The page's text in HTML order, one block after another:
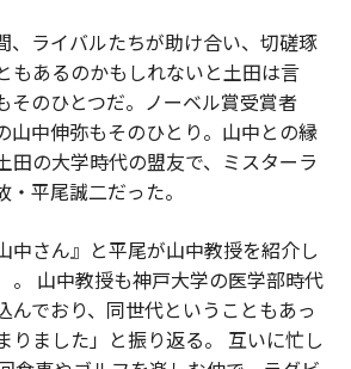
、ライバルたちが助け合い、切磋琢
もあるのかもしれないと土田は言
そのひとつだ。ノーベル賞受賞者
山中伸弥もそのひとり。山中との縁
田の大学時代の盟友で、ミスターラ
平尾誠二だった。
中さん』と平尾が山中教授を紹介し
。 山中教授も神戸大学の医学部時代
んでおり、同世代ということもあっ
りました」と振り返る。 互いに忙し